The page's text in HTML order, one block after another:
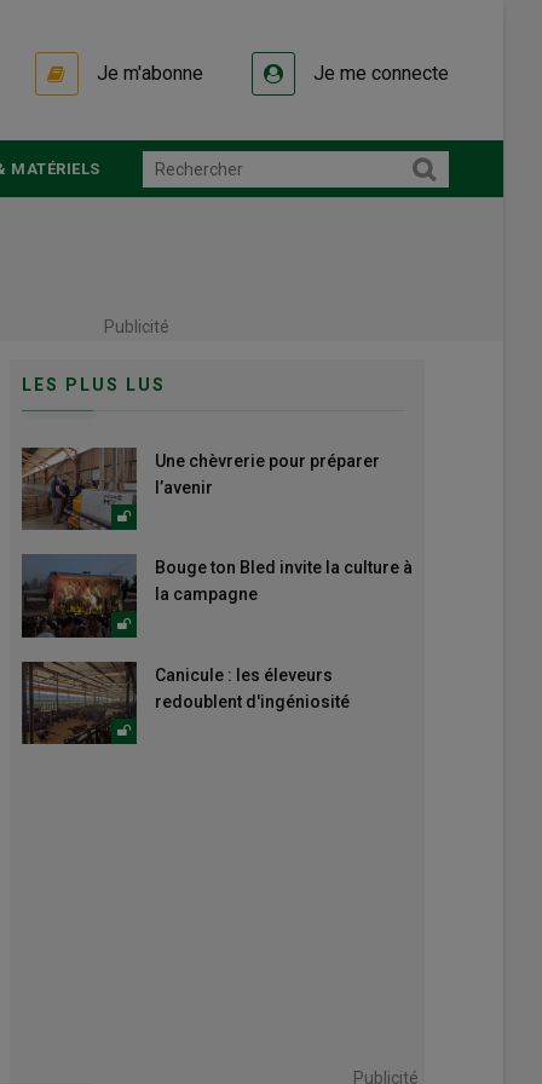
Je m'abonne Je me connecte
MATÉRIELS
Publicité
LES PLUS LUS
Une chèvrerie pour préparer
l’avenir
Bouge ton Bled invite la culture à
la campagne
Canicule : les éleveurs
redoublent d'ingéniosité
Publicité